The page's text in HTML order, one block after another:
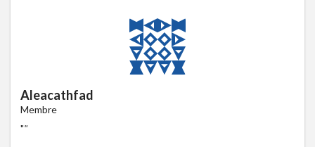
Aleacathfad
Membre
""